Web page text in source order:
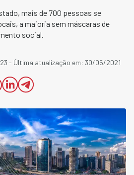
mais de 700 pessoas se
a maioria sem máscaras de
social.
- Última atualização em: 30/05/2021